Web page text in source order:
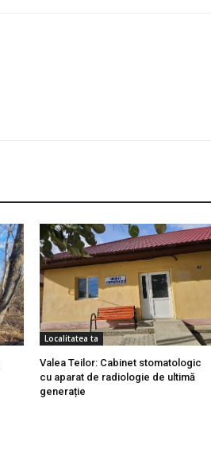
Localitatea ta
Valea Teilor: Cabinet stomatologic
cu aparat de radiologie de ultimă
generație